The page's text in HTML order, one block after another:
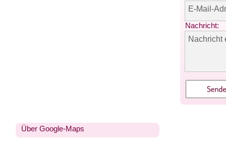
Über Google-Maps
E-Mail-
Nachricht:
Nachricht